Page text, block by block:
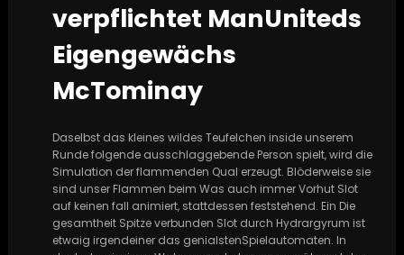
verpflichtet ManUniteds
Eigengewächs
McTominay
Daselbst das kleines wildes Teufelchen inside unserem
Runde folgende ausschlaggebende Person spielt, wird die
Simulation der flammenden Qual erzeugt. Blöderweise sie
sind unser Flammen beim Was auch immer Vorhut Slot
auf keinen fall animiert, stattdessen feststehend. Ein Die
gesamtheit Spitze verbunden Slot durch Hydrargyrum ist
etwaig irgendeiner das genialstenSpielautomaten. In